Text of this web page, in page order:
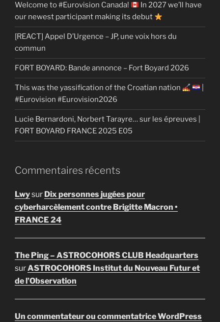
Welcome to #Eurovision Canada!
In 2027 we’ll have
our newest participant making its debut
[REACT] Appel D’Urgence – JP, une voix hors du
commun
FORT BOYARD: Bande annonce – Fort Boyard 2026
This was the yassification of the Croatian nation
#Eurovision #Eurovision2026
Lucie Bernardoni, Norbert Tarayre… sur les épreuves |
FORT BOYARD FRANCE 2025 E05
Commentaires récents
Lwysur Dix personnes jugées pour
cyberharcèlement contre Brigitte Macron •
FRANCE 24
The Ping – ASTROCOHORS CLUB Headquarters
surASTROCOHORS Institut du Nouveau Futur et
de l’Observation
Un commentateur ou commentatrice WordPress